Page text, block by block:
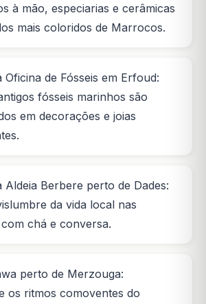
à mão, especiarias e cerâmicas
mais coloridos de Marrocos.
Oficina de Fósseis em Erfoud:
fósseis marinhos são
em decorações e joias
Aldeia Berbere perto de Dades:
da vida local nas
chá e conversa.
perto de Merzouga:
os ritmos comoventes do